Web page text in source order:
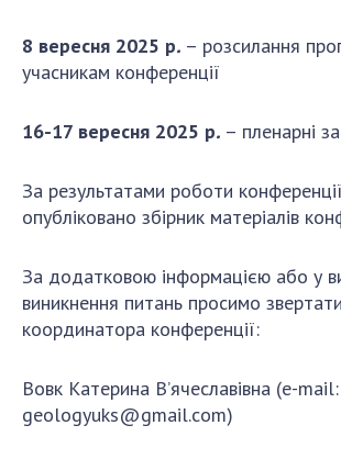
МІЖНАРОДНЕ
Міжнародні угоди
ДОКУМЕНТИ
Нормативні акти НАН України
Державний бюджет НАН України
Вибори до складу НАН України
НОВИНИ
8 вересня 2025 р. – розсилання
учасникам конференції
16-17 вересня 2025 р. – пленарні
За результатами роботи
опубліковано збірник матеріалів
За додатковою інформацією або у
виникнення питань просимо
координатора конференції:
Вовк Катерина В’ячеславівна (e-mail:
geologyuks@gmail.com)